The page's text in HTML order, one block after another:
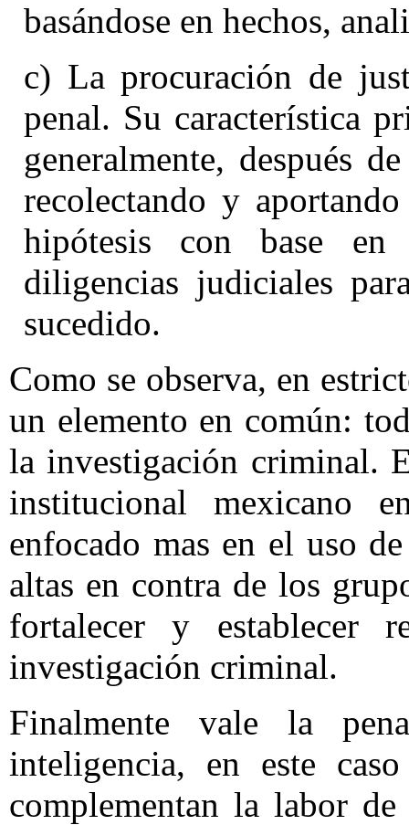
basándose en hechos,
c) La procuración de
penal. Su característica
generalmente, después
recolectando y
hipótesis con base
diligencias judiciales
sucedido.
Como se observa, en
un elemento en común:
la investigación criminal.
institucional mexicano
enfocado mas en el uso
altas en contra de los
fortalecer y establecer
investigación criminal.
Finalmente vale la
inteligencia, en este
complementan la labor